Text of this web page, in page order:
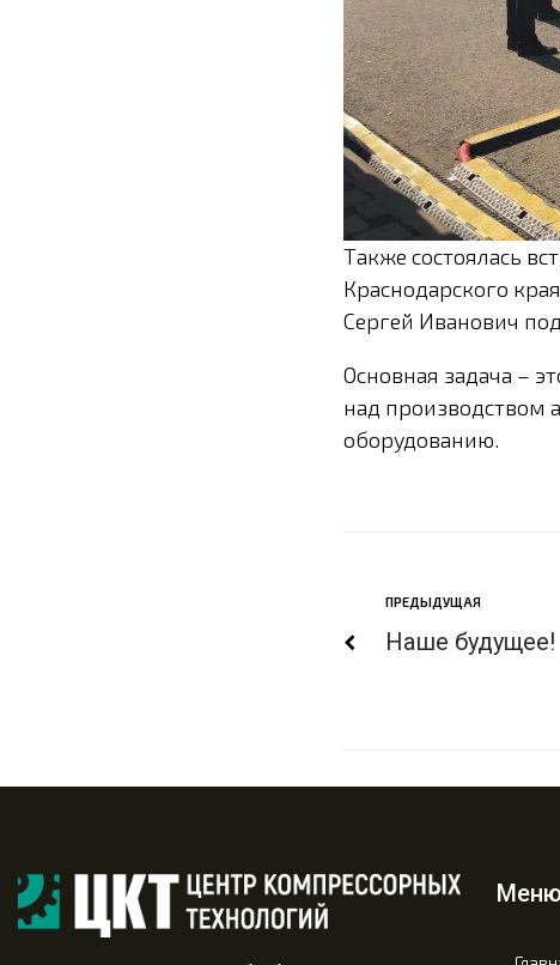
Также состоялась
Краснодарского
Сергей Иванович
Основная задача –
над производством
оборудованию.
ПРЕДЫДУЩАЯ
Наше будущее!
Меню